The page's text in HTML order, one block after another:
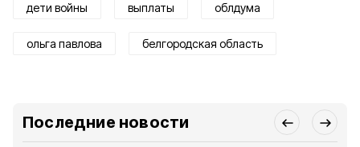
дети войны выплаты облдума
ольга павлова белгородская область
Последние новости